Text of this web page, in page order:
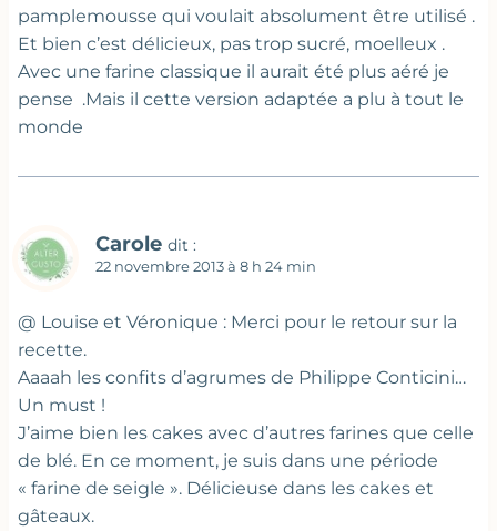
pamplemousse qui voulait absolument être utilisé .
Et bien c’est délicieux, pas trop sucré, moelleux .
Avec une farine classique il aurait été plus aéré je
pense .Mais il cette version adaptée a plu à tout le
monde
Carole dit :
22 novembre 2013 à 8 h 24 min
@ Louise et Véronique : Merci pour le retour sur la
recette.
Aaaah les confits d’agrumes de Philippe Conticini…
Un must !
J’aime bien les cakes avec d’autres farines que celle
de blé. En ce moment, je suis dans une période
« farine de seigle ». Délicieuse dans les cakes et
gâteaux.